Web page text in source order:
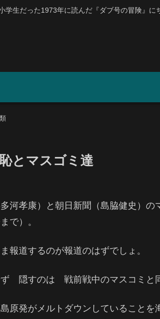
学生だった1973年に読んだ『ダブ号の冒険』に
とマスゴミ達
河孝康）と朝日新聞（島脇健史）の
で）。
報道するのが報道のはずでしょ。
隠すのは 戦前戦中のマスコミと
原発がメルトダウンしていることを